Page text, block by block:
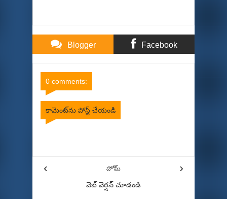
Blogger Facebook
0 comments:
కామెంట్‌ను పోస్ట్ చేయండి
‹ ›
హోమ్
వెబ్ వెర్షన్‌ చూడండి